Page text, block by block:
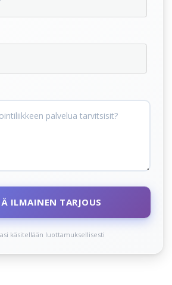
ILMAINEN TARJOUS
käsitellään luottamuksellisesti